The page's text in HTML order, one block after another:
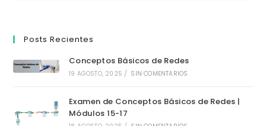
Posts Recientes
Conceptos Básicos de Redes
19 AGOSTO, 2025 / SIN COMENTARIOS
Examen de Conceptos Básicos de Redes |
Módulos 15-17